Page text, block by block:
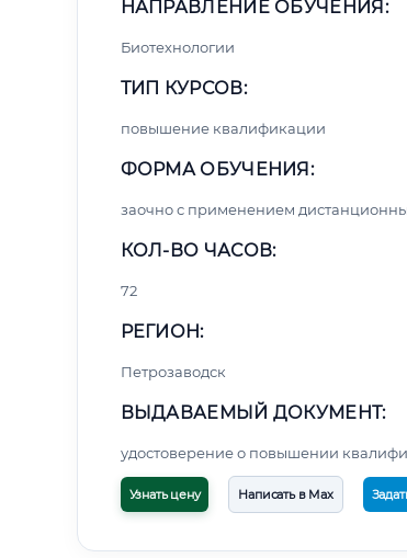
НАПРАВЛЕНИЕ ОБУЧЕНИЯ:
Биотехнологии
ТИП КУРСОВ:
повышение квалификации
ФОРМА ОБУЧЕНИЯ:
заочно с применением
КОЛ-ВО ЧАСОВ:
72
РЕГИОН:
Петрозаводск
ВЫДАВАЕМЫЙ ДОКУМЕНТ:
удостоверение о повышении
Узнать цену Написать в Max